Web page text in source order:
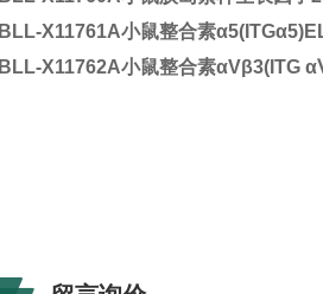
BLL-X11761A小鼠整合素
BLL-X11762A小鼠整合素αVβ3(ITG